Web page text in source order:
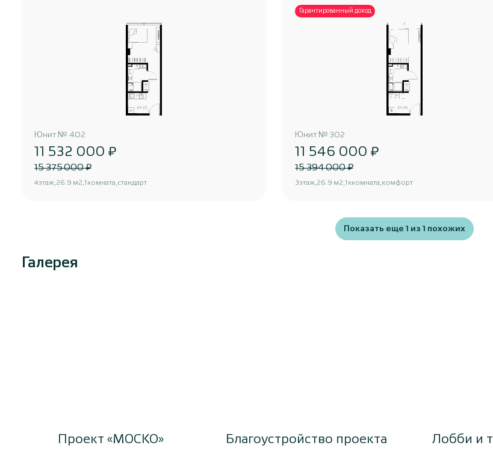
Юнит№ 402
11 532 000 ₽
15 375 000 ₽
4этаж 26.9 м2 1 комната стандарт
Гарантированный доход
Юнит№302
11 546 000 ₽
15 394 000 ₽
3этаж 26.9 м2 1ккомната комфорт
Показать еще 1 из 1 похожих
Галерея
Проект «МОСКО» Благоустройство проекта Лобби и